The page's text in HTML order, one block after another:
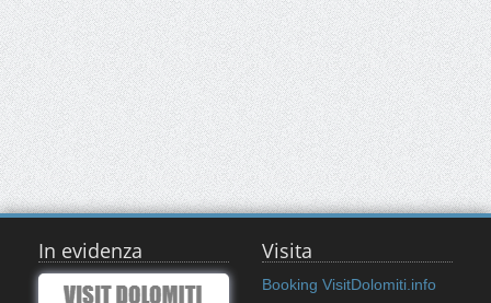
In evidenza Visita
Booking VisitDolomiti.info